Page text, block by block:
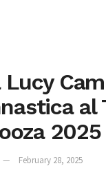
Lucy
al
2025
February 28, 2025